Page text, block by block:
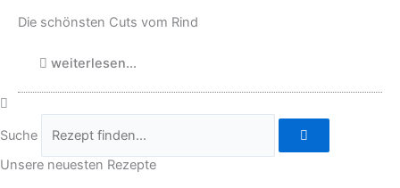
Die schönsten Cuts vom Rind
weiterlesen...
Suche
Unsere neuesten Rezepte